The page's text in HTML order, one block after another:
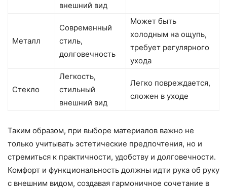
внешний вид
Металл
Современный
стиль,
долговечность
Может быть
холодным на ощупь,
требует регулярного
ухода
Стекло
Легкость,
стильный
внешний вид
Легко повреждается,
сложен в уходе
Таким образом, при выборе материалов важно не
только учитывать эстетические предпочтения, но и
стремиться к практичности, удобству и долговечности.
Комфорт и функциональность должны идти рука об руку
с внешним видом, создавая гармоничное сочетание в